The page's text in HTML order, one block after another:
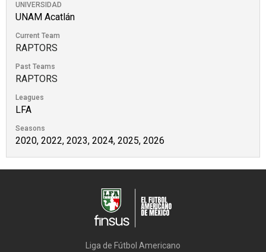
UNIVERSIDAD
UNAM Acatlán
Current Team
RAPTORS
Past Teams
RAPTORS
Leagues
LFA
Seasons
2020, 2022, 2023, 2024, 2025, 2026
Liga de Fútbol Americano